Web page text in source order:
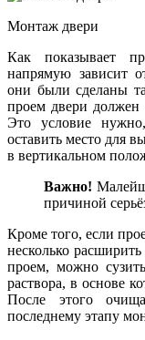
Монтаж двери
Как показывает
напрямую зависит
они были сделаны
проем двери должен
Это условие
оставить место для
в вертикальном
Важно!
причиной
Кроме того, если
несколько
проем, можно
раствора, в основе
После этого
последнему этапу